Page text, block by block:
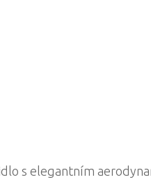
s elegantním